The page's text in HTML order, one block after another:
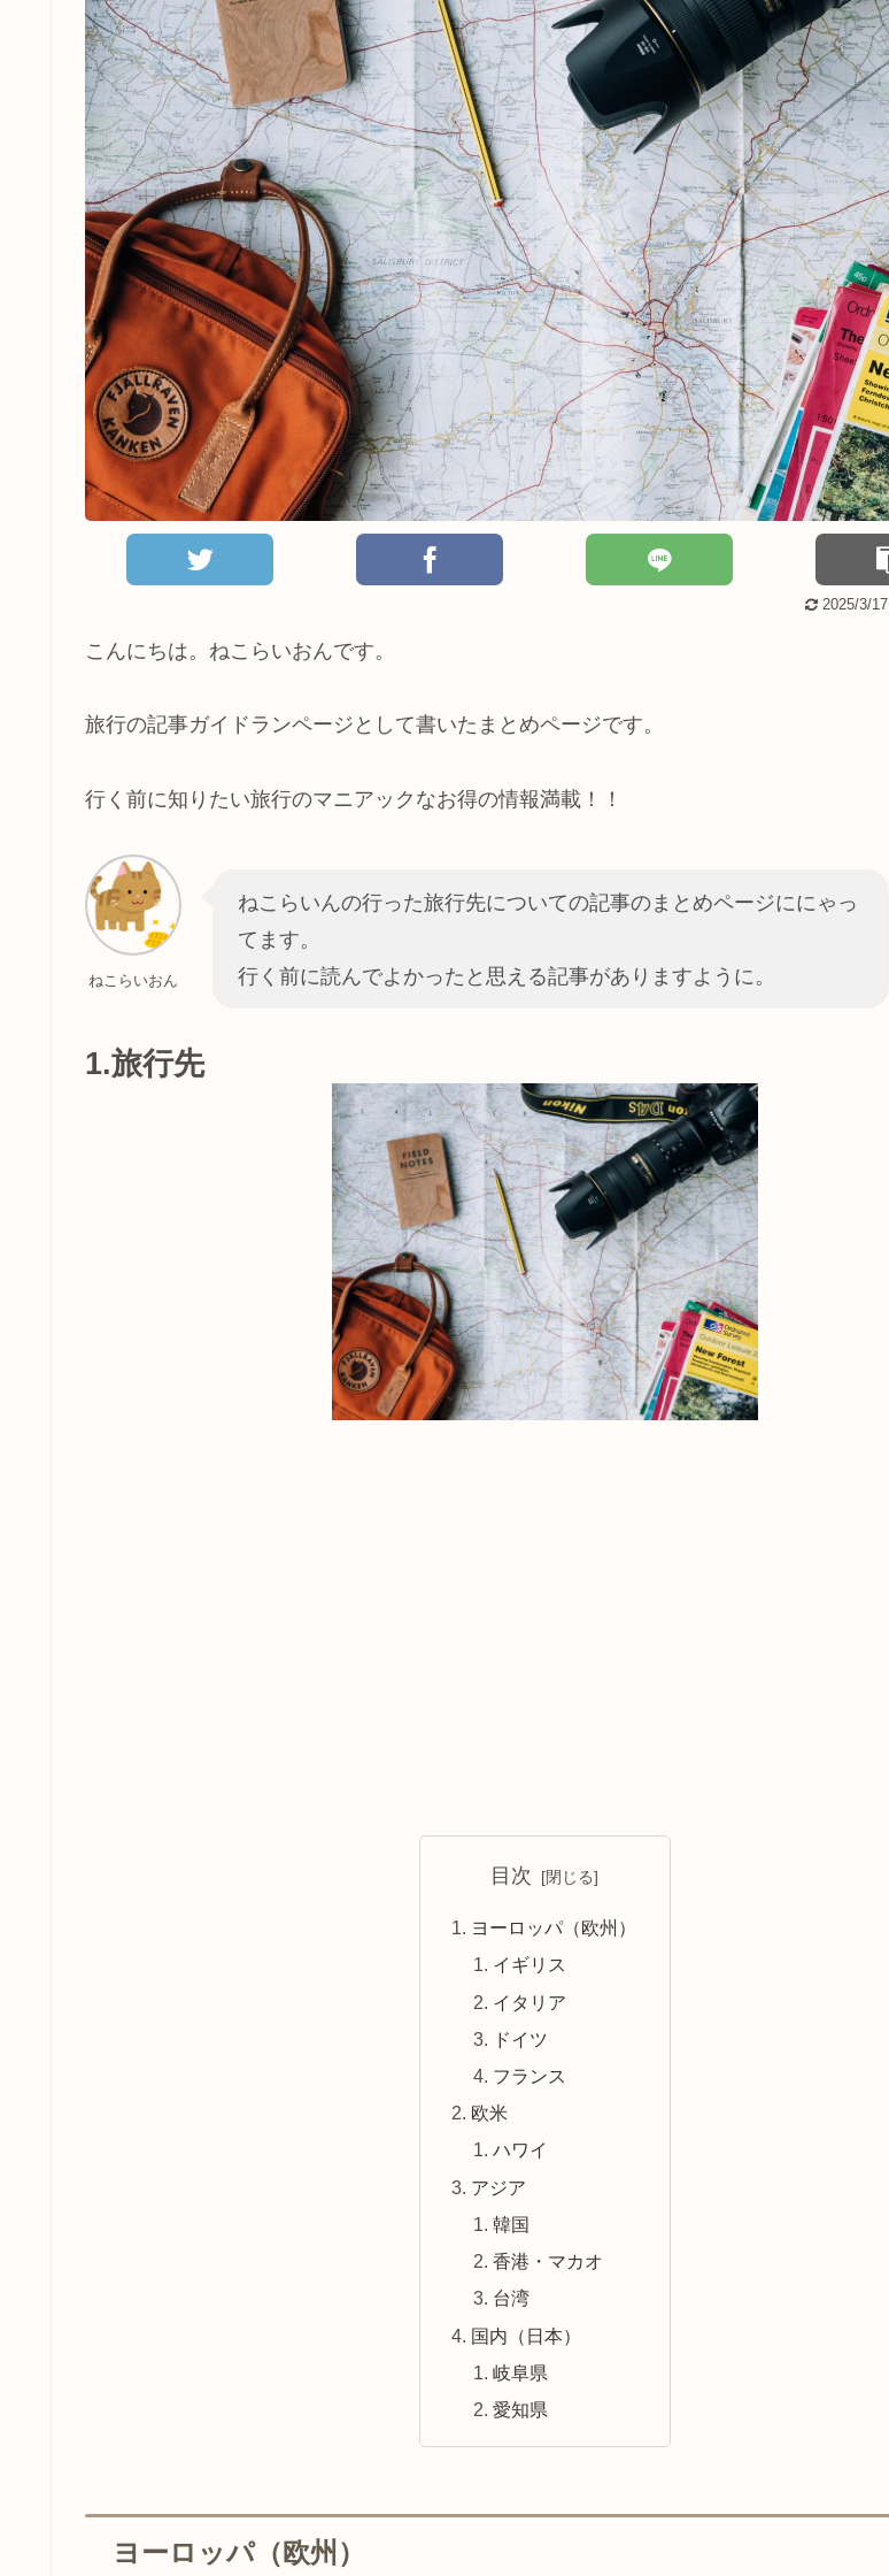
2025/3/17
こんにちは。ねこらいおんです。
旅行の記事ガイドランページとして書いたまとめページです。
行く前に知りたい旅行のマニアックなお得の情報満載！！
ねこらいおん
ねこらいんの行った旅行先についての記事のまとめページににゃっ
てます。
行く前に読んでよかったと思える記事がありますように。
1.旅行先
目次
ヨーロッパ（欧州）
イギリス
イタリア
ドイツ
フランス
欧米
ハワイ
アジア
韓国
香港・マカオ
台湾
国内（日本）
岐阜県
愛知県
ヨーロッパ（欧州）